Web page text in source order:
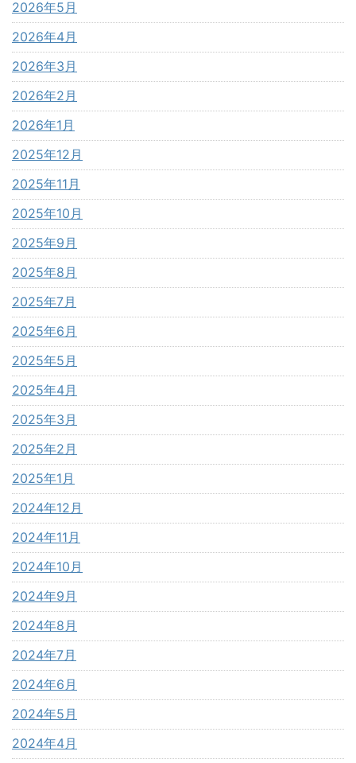
2026年5月
2026年4月
2026年3月
2026年2月
2026年1月
2025年12月
2025年11月
2025年10月
2025年9月
2025年8月
2025年7月
2025年6月
2025年5月
2025年4月
2025年3月
2025年2月
2025年1月
2024年12月
2024年11月
2024年10月
2024年9月
2024年8月
2024年7月
2024年6月
2024年5月
2024年4月